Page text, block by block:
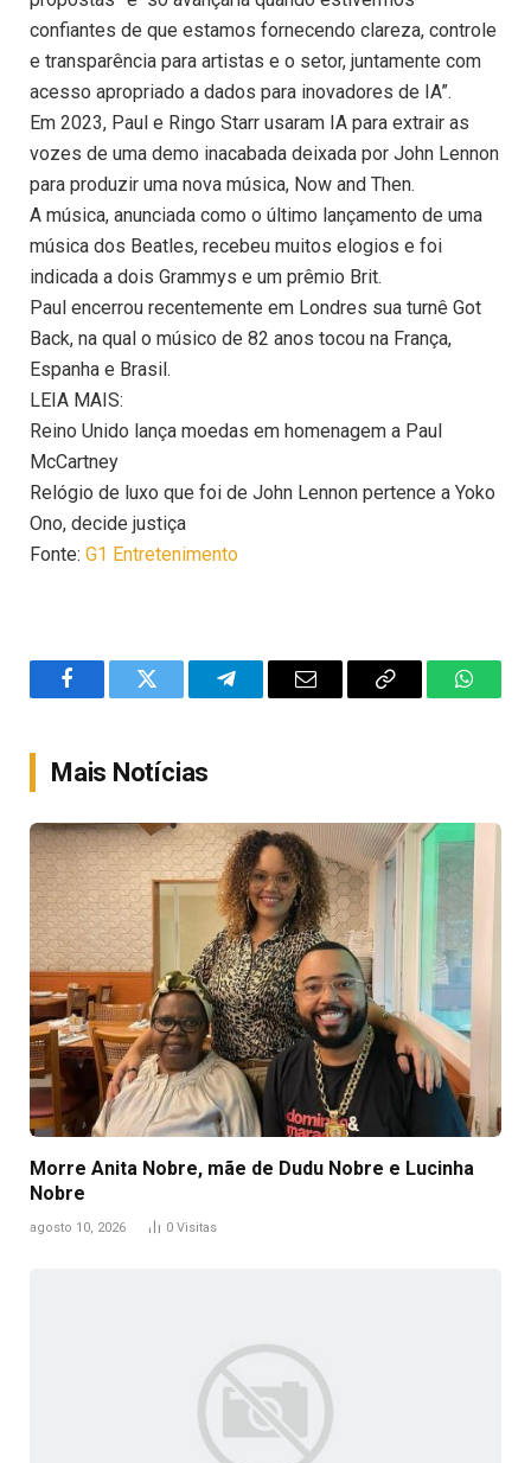
confiantes de que estamos fornecendo clareza, controle
e transparência para artistas e o setor, juntamente com
acesso apropriado a dados para inovadores de IA”.
Em 2023, Paul e Ringo Starr usaram IA para extrair as
vozes de uma demo inacabada deixada por John Lennon
para produzir uma nova música, Now and Then.
A música, anunciada como o último lançamento de uma
música dos Beatles, recebeu muitos elogios e foi
indicada a dois Grammys e um prêmio Brit.
Paul encerrou recentemente em Londres sua turnê Got
Back, na qual o músico de 82 anos tocou na França,
Espanha e Brasil.
LEIA MAIS:
Reino Unido lança moedas em homenagem a Paul
McCartney
Relógio de luxo que foi de John Lennon pertence a Yoko
Ono, decide justiça
Fonte: G1 Entretenimento
FacebookTwitter TelegramEmail
Copy
Mais Notícias
Morre Anita Nobre, mãe de Dudu Nobre e Lucinha
Nobre
agosto 10, 2026 0 Visitas